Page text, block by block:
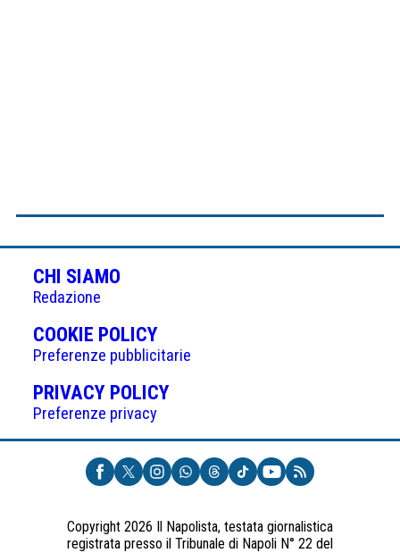
CHI SIAMO
Redazione
COOKIE POLICY(APRE
IN
UNA
NUOVA
Preferenze pubblicitarie
PRIVACY POLICY(APRE
UNA
NUOVA
SCHEDA)
Preferenze privacy
Copyright 2026 Il Napolista, testata giornalistica
registrata presso il Tribunale di Napoli N° 22 del